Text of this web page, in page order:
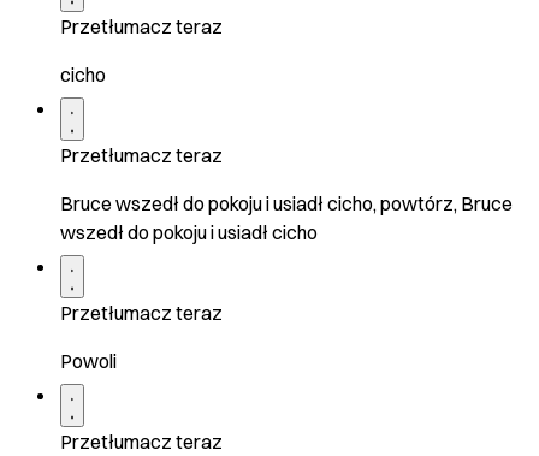
Przetłumacz teraz
cicho
Przetłumacz teraz
Bruce wszedł do pokoju i usiadł cicho, powtórz, Bruce
wszedł do pokoju i usiadł cicho
Przetłumacz teraz
Powoli
Przetłumacz teraz